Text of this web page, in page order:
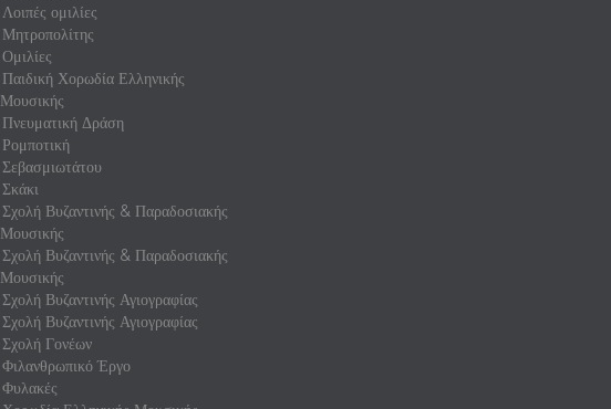
Λοιπές ομιλίες
Μητροπολίτης
Ομιλίες
Παιδική Χορωδία Ελληνικής
Μουσικής
Πνευματική Δράση
Ρομποτική
Σεβασμιωτάτου
Σκάκι
Σχολή Βυζαντινής & Παραδοσιακής
Μουσικής
Σχολή Βυζαντινής & Παραδοσιακής
Μουσικής
Σχολή Βυζαντινής Αγιογραφίας
Σχολή Βυζαντινής Αγιογραφίας
Σχολή Γονέων
Φιλανθρωπικό Έργο
Φυλακές